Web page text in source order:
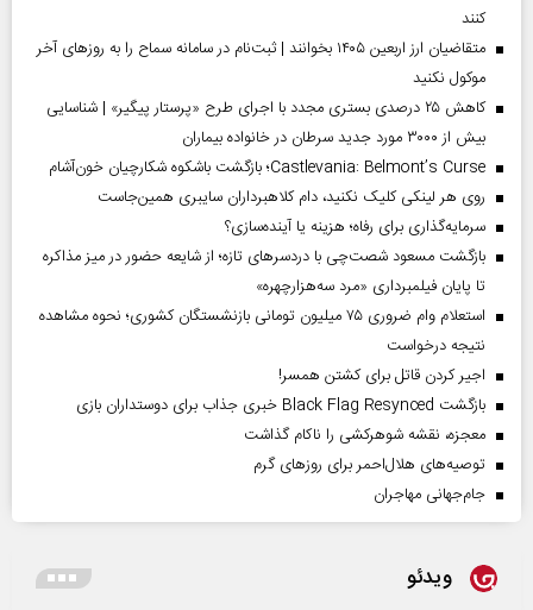
کنند
متقاضیان ارز اربعین ۱۴۰۵ بخوانند | ثبت‌نام در سامانه سماح را به روز‌های آخر
موکول نکنید
کاهش ۲۵ درصدی بستری مجدد با اجرای طرح «پرستار پیگیر» | شناسایی
بیش از ۳۰۰۰ مورد جدید سرطان در خانواده بیماران
Castlevania: Belmont’s Curse؛ بازگشت باشکوه شکارچیان خون‌آشام
روی هر لینکی کلیک نکنید، دام کلاهبرداران سایبری همین‌جاست
سرمایه‌گذاری برای رفاه؛ هزینه یا آینده‌سازی؟
بازگشت مسعود شصت‌چی با دردسر‌های تازه؛ از شایعه حضور در میز مذاکره
تا پایان فیلمبرداری «مرد سه‌هزارچهره»
استعلام وام ضروری ۷۵ میلیون تومانی بازنشستگان کشوری؛ نحوه مشاهده
نتیجه درخواست
اجیر کردن قاتل برای کشتن همسر!
بازگشت Black Flag Resynced خبری جذاب برای دوستداران بازی
معجزه، نقشه شوهرکشی را ناکام گذاشت
توصیه‌های هلال‌احمر برای روز‌های گرم
جام‌جهانی مهاجران
ویدئو